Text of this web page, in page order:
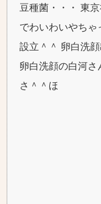
豆種菌・・・ 東
でわいわいやちゃ
設立＾＾ 卵白洗
卵白洗顔の白河さ
さ＾＾ほ